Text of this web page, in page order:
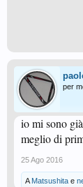
per
io mi sono
meglio di
25 Ago 2016
A Matsushita e